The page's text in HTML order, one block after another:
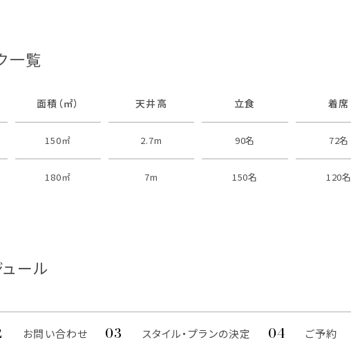
一覧
面積（㎡） 天井高 立食 着席
150㎡ 2.7m 90名 72名
180㎡ 7m 150名 120名
ール
お問い合わせ スタイル・プランの決定 ご予約